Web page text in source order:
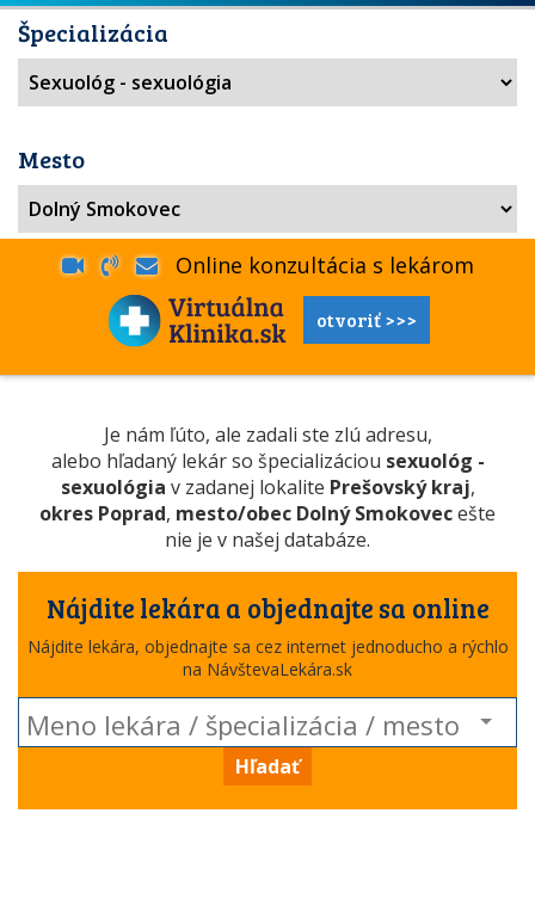
Špecializácia
Mesto
Online konzultácia s lekárom
otvoriť >>>
Je nám ľúto, ale zadali ste zlú adresu,
alebo hľadaný lekár so špecializáciou sexuológ -
sexuológia v zadanej lokalite Prešovský kraj,
okres Poprad, mesto/obec Dolný Smokovecešte
nie je v našej databáze.
Nájdite lekára a objednajte sa online
Nájdite lekára, objednajte sa cez internet jednoducho a rýchlo
na NávštevaLekára.sk
Hľadať